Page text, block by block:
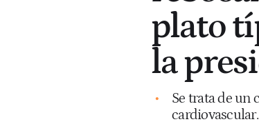
plato
la
Se trata de un
cardiovascular.